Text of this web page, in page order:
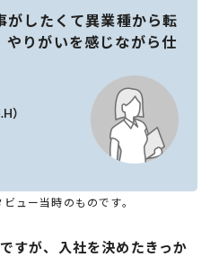
情報セキュリティ方針 ｜
トマップ
Inc. All Rights Reserved.
がしたくて異業種から転
やりがいを感じながら仕
）
ュー当時のものです。
すが、入社を決めたきっか